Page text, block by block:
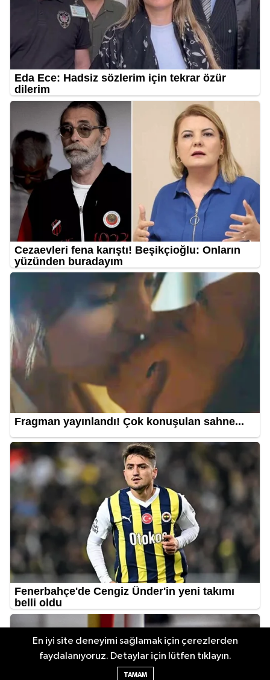
En iyi site deneyimi sağlamak için çerezlerden
faydalanıyoruz. Detaylar için lütfen tıklayın.
TAMAM